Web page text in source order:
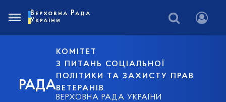
РАДА
КОМІТЕТ
З ПИТАНЬ СОЦІАЛЬНОЇ
ПОЛІТИКИ ТА ЗАХИСТУ ПРАВ
ВЕТЕРАНІВ
ВЕРХОВНА РАДА УКРАЇНИ
Верховна Рада
України